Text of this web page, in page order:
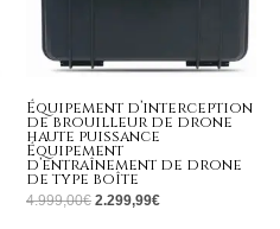
Équipement d’interception
de brouilleur de drone
haute puissance
Équipement
d’entraînement de drone
de type boîte
4.999,00€ 2.299,99€